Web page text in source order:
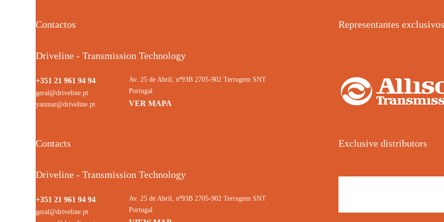
Contactos
Driveline - Transmission Technology
+351 21 961 94 94
geral@driveline.pt
yanmar@driveline.pt
Av. 25 de Abril, nº93B 2705-902 Terrugem SNT
Portugal
VER MAPA
Representantes exclusivos
Contacts
Driveline - Transmission Technology
+351 21 961 94 94
geral@driveline.pt
Av. 25 de Abril, nº93B 2705-902 Terrugem SNT
Portugal
Exclusive distributors